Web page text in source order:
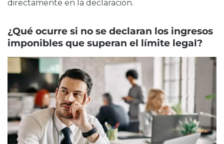
directamente en la declaración.
¿Qué ocurre si no se declaran los ingresos
imponibles que superan el límite legal?